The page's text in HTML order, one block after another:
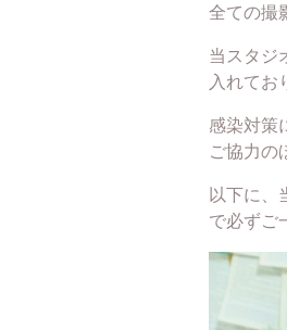
全ての撮
当スタジ
入れてお
感染対策
ご協力の
以下に、
で必ずご